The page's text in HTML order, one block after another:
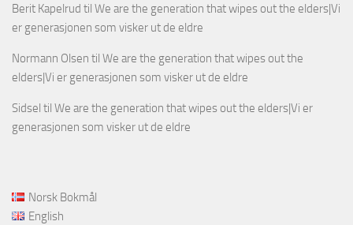
Berit Kapelrud til We are the generation that wipes out the elders|Vi
er generasjonen som visker ut de eldre
Normann Olsen til We are the generation that wipes out the
elders|Vi er generasjonen som visker ut de eldre
Sidsel til We are the generation that wipes out the elders|Vi er
generasjonen som visker ut de eldre
Norsk Bokmål
English